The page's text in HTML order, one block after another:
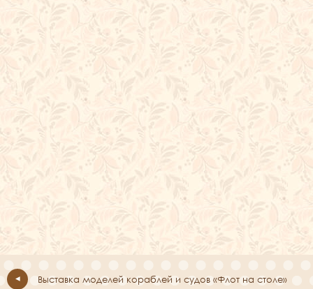
Выставка моделей кораблей и судов «Флот на столе»